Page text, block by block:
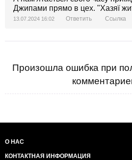
Джипами прямо в цех. "Хазяї
13.07.2024 16:02 Ответить Ссылка
Произошла ошибка при
О НАС
КОНТАКТНАЯ ИНФОРМАЦИЯ